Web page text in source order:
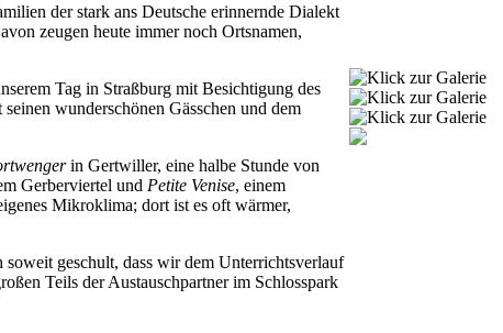
der stark ans Deutsche erinnernde Dialekt
zeugen heute immer noch Ortsnamen,
Tag in Straßburg mit Besichtigung des
wunderschönen Gässchen und dem
in Gertwiller, eine halbe Stunde von
Gerberviertel und Petite Venise, einem
Mikroklima; dort ist es oft wärmer,
geschult, dass wir dem Unterrichtsverlauf
Teils der Austauschpartner im Schlosspark